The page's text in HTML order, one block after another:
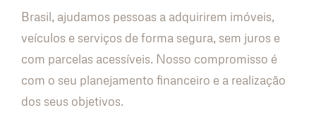
Brasil, ajudamos pessoas a adquirirem imóveis,
veículos e serviços de forma segura, sem juros e
com parcelas acessíveis. Nosso compromisso é
com o seu planejamento financeiro e a realização
dos seus objetivos.